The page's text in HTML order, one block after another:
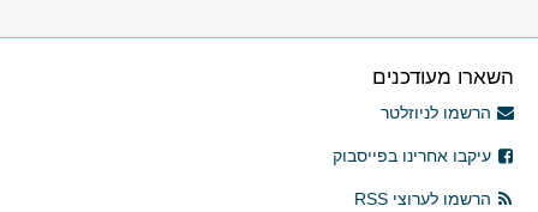
השארו מעודכנים
הרשמו לניוזלטר
עיקבו אחרינו בפייסבוק
הרשמו לערוצי RSS